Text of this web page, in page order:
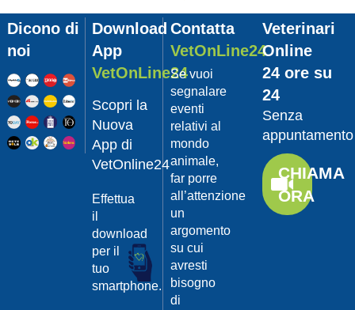
Pet
con
Dott.
Felici
Manuel
Guarda
il video
da
Dott.
Felici
Dicono di
noi
Download
App
VetOnLine24
Scopri la
Nuova
App di
VetOnline24
Effettua
il
download
per il
tuo
smartphone.
Contatta
VetOnLine24
Se vuoi
segnalare
eventi
relativi al
mondo
animale,
far porre
all’attenzione
un
argomento
su cui
avresti
bisogno
di
Veterinari
Online
24 ore su
24
Senza
appuntamento
CHIAMA
ORA